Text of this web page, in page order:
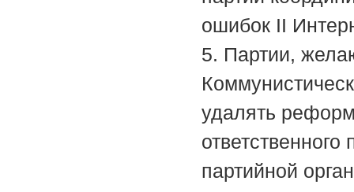
ошибок II
5. Партии,
удалять
партийной